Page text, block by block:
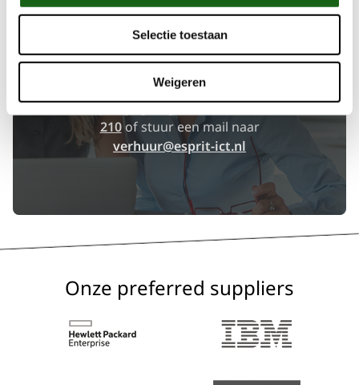
Selectie toestaan
Weigeren
Niet gevonden wat je zocht?
We helpen je graag verder. Bel088 23 23
210of stuur een mail naar
verhuur@esprit-ict.nl
Onze preferred suppliers